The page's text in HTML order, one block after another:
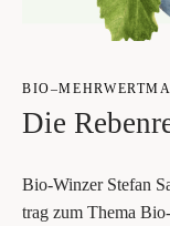
Die
Bio-Win­zer Ste­fan
trag zum The­ma